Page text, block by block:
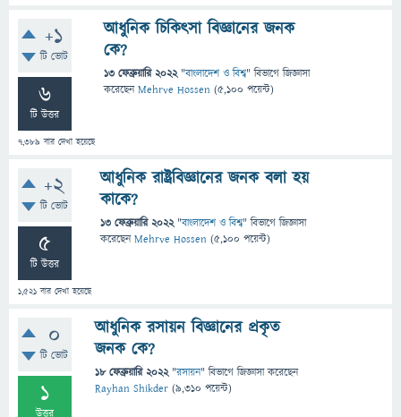
+1
টি ভোট
6
টি উত্তর
7,389 বার দেখা হয়েছে
আধুনিক চিকিৎসা বিজ্ঞানের জনক
কে?
13 ফেব্রুয়ারি 2022 "বাংলাদেশ ও বিশ্ব" বিভাগে জিজ্ঞাসা
করেছেনMehrve Hossen (5,100 পয়েন্ট)
+2
টি ভোট
5
টি উত্তর
1,521 বার দেখা হয়েছে
আধুনিক রাষ্ট্রবিজ্ঞানের জনক বলা হয়
কাকে?
13 ফেব্রুয়ারি 2022 "বাংলাদেশ ও বিশ্ব" বিভাগে জিজ্ঞাসা
করেছেনMehrve Hossen (5,100 পয়েন্ট)
0
টি ভোট
1
উত্তর
আধুনিক রসায়ন বিজ্ঞানের প্রকৃত
জনক কে?
18 ফেব্রুয়ারি 2022 "রসায়ন" বিভাগে জিজ্ঞাসাকরেছেন
Rayhan Shikder (9,310 পয়েন্ট)